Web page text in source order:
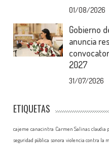
01/08/2026
Gobierno
anuncia
2027
31/07/2026
ETIQUETAS
cajeme canacintra Carmen Salinas claudia
seguridad pública sonora violencia contra la